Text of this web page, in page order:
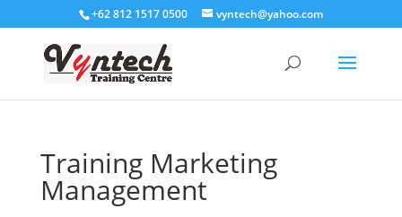
+62 812 1517 0500 vyntech@yahoo.com
Training Marketing
Management